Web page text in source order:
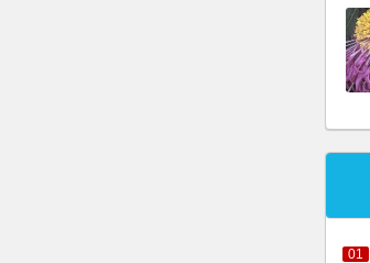
01